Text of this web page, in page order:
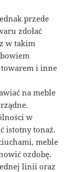
przede
zdołać
w takim
i inne
na meble
w
istotny tonaż.
meble
ozdobę.
linii oraz